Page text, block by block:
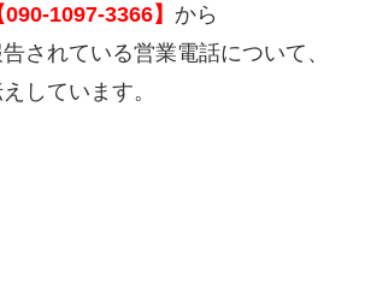
1097-3366】 から
されている営業電話について、
しています。